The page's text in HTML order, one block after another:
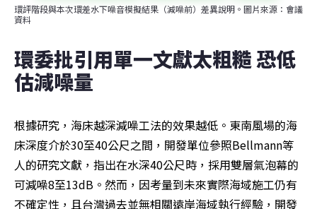
環評階段與本次環差水下噪音模擬結果（減噪前）差異說明。圖片來源：會議
資料
環委批引用單一文獻太粗糙 恐低
估減噪量
根據研究，海床越深減噪工法的效果越低。東南風場的海
床深度介於30至40公尺之間，開發單位參照Bellmann等
人的研究文獻，指出在水深40公尺時，採用雙層氣泡幕的
可減噪8至13dB。然而，因考量到未來實際海域施工仍有
不確定性，且台灣過去並無相關遠岸海域執行經驗，開發